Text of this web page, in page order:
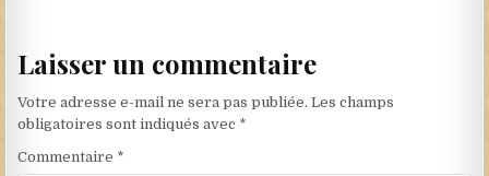
Laisser un commentaire
Votre adresse e-mail ne sera pas publiée. Les champs
obligatoires sont indiqués avec *
Commentaire *